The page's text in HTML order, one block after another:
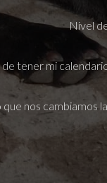
Nivel
tener mi
nos cambiamos